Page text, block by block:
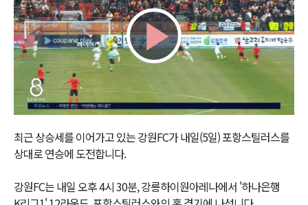
Play
Video
최근 상승세를 이어가고 있는 강원FC가 내일(5일) 포항스틸러스를
상대로 연승에 도전합니다.
강원FC는 내일 오후 4시 30분, 강릉하이원아레나에서 '하나은행